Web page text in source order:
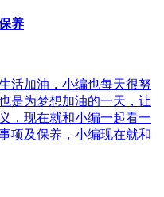
养
活加油，小编也每天很努
是为梦想加油的一天，让
，现在就和小编一起看一
项及保养，小编现在就和